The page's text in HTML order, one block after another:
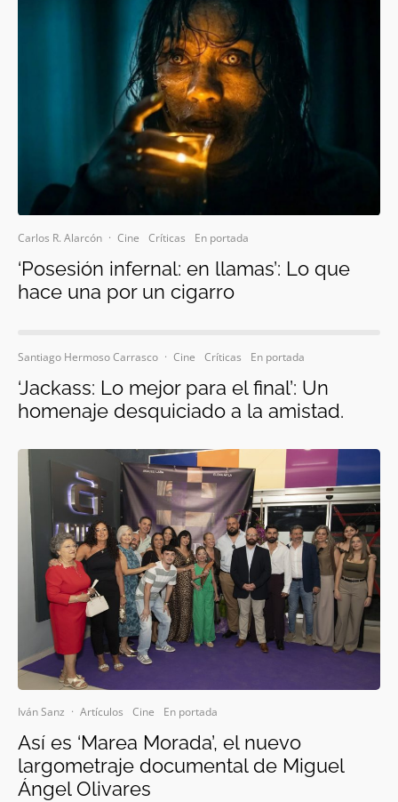
Carlos R. Alarcón · Cine Críticas En portada
‘Posesión infernal: en llamas’: Lo que
hace una por un cigarro
Santiago Hermoso Carrasco · Cine Críticas En portada
‘Jackass: Lo mejor para el final’: Un
homenaje desquiciado a la amistad.
Iván Sanz · Artículos Cine En portada
Así es ‘Marea Morada’, el nuevo
largometraje documental de Miguel
Ángel Olivares